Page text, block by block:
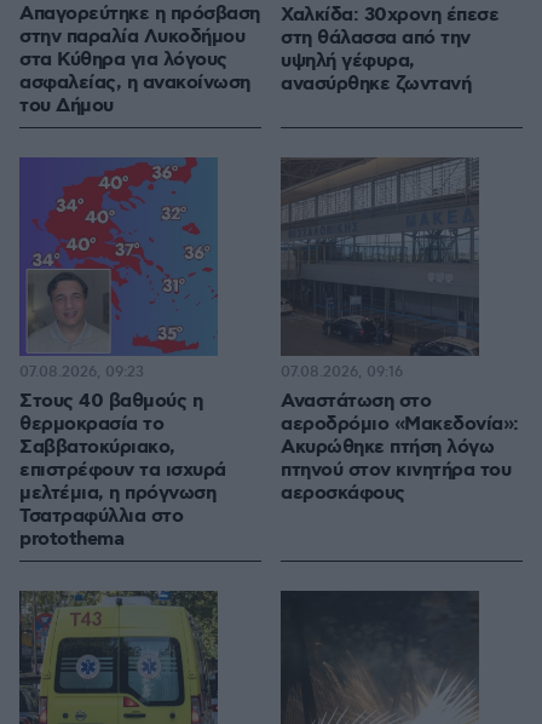
Απαγορεύτηκε η πρόσβαση
στην παραλία Λυκοδήμου
στα Κύθηρα για λόγους
ασφαλείας, η ανακοίνωση
του Δήμου
Χαλκίδα: 30χρονη έπεσε
στη θάλασσα από την
υψηλή γέφυρα,
ανασύρθηκε ζωντανή
Στους 40 βαθμούς η
θερμοκρασία το
Σαββατοκύριακο,
επιστρέφουν τα ισχυρά
μελτέμια, η πρόγνωση
Τσατραφύλλια στο
protothema
07.08.2026, 09:23
Αναστάτωση στο
αεροδρόμιο «Μακεδονία»:
Ακυρώθηκε πτήση λόγω
πτηνού στον κινητήρα του
αεροσκάφους
07.08.2026, 09:16